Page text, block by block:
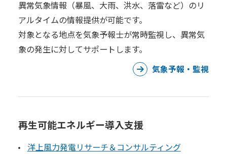
異常気象情報（暴風、大雨、洪水、落雷など）のリ
アルタイムの情報提供が可能です。
対象となる地点を気象予報士が常時監視し、異常気
象の発生に対してサポートします。
気象予報・監視
再生可能エネルギー導入支援
洋上風力発電リサーチ＆コンサルティング